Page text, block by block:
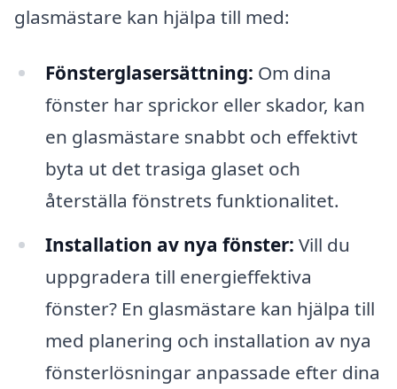
glasmästare kan hjälpa till med:
Fönsterglasersättning: Om dina
fönster har sprickor eller skador, kan
en glasmästare snabbt och effektivt
byta ut det trasiga glaset och
återställa fönstrets funktionalitet.
Installation av nya fönster: Vill du
uppgradera till energieffektiva
fönster? En glasmästare kan hjälpa till
med planering och installation av nya
fönsterlösningar anpassade efter dina